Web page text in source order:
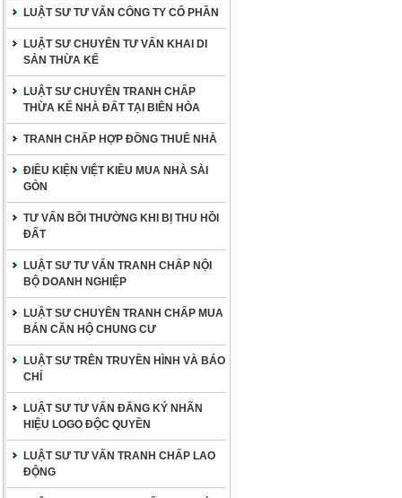
LUẬT SƯ TƯ VẤN CÔNG TY CỔ PHẦN
LUẬT SƯ CHUYÊN TƯ VẤN KHAI DI
SẢN THỪA KẾ
LUẬT SƯ CHUYÊN TRANH CHẤP
THỪA KẾ NHÀ ĐẤT TẠI BIÊN HÒA
TRANH CHẤP HỢP ĐỒNG THUÊ NHÀ
ĐIỀU KIỆN VIỆT KIỀU MUA NHÀ SÀI
GÒN
TƯ VẤN BỒI THƯỜNG KHI BỊ THU HỒI
ĐẤT
LUẬT SƯ TƯ VẤN TRANH CHẤP NỘI
BỘ DOANH NGHIỆP
LUẬT SƯ CHUYÊN TRANH CHẤP MUA
BÁN CĂN HỘ CHUNG CƯ
LUẬT SƯ TRÊN TRUYỀN HÌNH VÀ BÁO
CHÍ
LUẬT SƯ TƯ VẤN ĐĂNG KÝ NHÃN
HIỆU LOGO ĐỘC QUYỀN
LUẬT SƯ TƯ VẤN TRANH CHẤP LAO
ĐỘNG